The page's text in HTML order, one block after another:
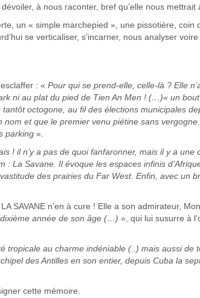
à nous raconter, bref qu’elle nous
un « simple marchepied », une pissotière, coin
se verticaliser, s’incarner, nous analyser
: « Pour qui se prend-elle, celle-là ? Elle
ni au plat du pied de Tien An Men !.(…)« un
octogone, au fil des élections municipales
nom et que le premier venu piétine sans
parking ».
! il n’y a pas de quoi fanfaronner, mais il y a une
: La Savane. Il évoque les espaces infinis
des prairies du Far West. Enfin, avec un
SAVANE n’en à cure ! Elle a son admirateur,
année de son âge (…) », qui lui susurre à
au charme indéniable (..) mais aussi de
des Antilles en son entier, depuis Cuba la
cette mémoire.